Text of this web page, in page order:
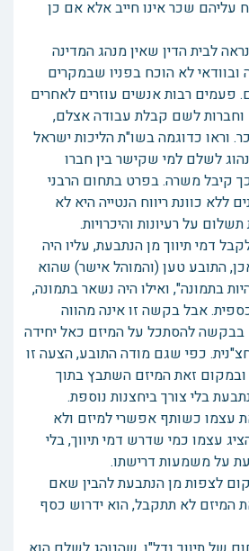
עליהם שכר אינו חייב אלא אם כן
לבית הדין שאין מנהג המדינה
ובוודאי לא הוכח בפניו שבמקרים
פעמים רבות אנשים עוזרים לאחרים
וחברות לשם קבלת עבודה אצלם,
וראו כדוגמה בשו"ת הליכות ישראל
לשלם למי שקישר בין חברו
קיבל משרה. בפרט בתחום הרבני
ללא כוונת ריווח הנטייה היא לא
על רעיונות והיכרויות.
דמי תיווך מן הנתבעת, עליו היה
התובע טען (והמוהל אישר) שהוא
בתמונה", ואילו היה נשאר בתמונה,
אבל בקשה זו אינה מהווה
בבקשה להסתכל על המיזם כאל יחידה
כפי שגם מודה התובע, הצעה זו
ובמקום זאת המיזם השתבץ בתוך
בלי צורך ביחצנות נוספת.
עצמו כשותף אפשרי למיזם ולא
עצמו כמי שדרש דמי תיווך, בלי
על משמעות דרישתו.
לצפות מן הנתבעת להבין שאם
המיזם לא תתקבל, הוא ידרוש כסף